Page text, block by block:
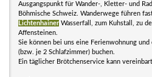
Ausgangspunkt für Wander-, Kletter- und
Böhmische Schweiz. Wanderwege führen
Lichtenhainer Wasserfall, zum Kuhstall, zu
Affensteinen.
Sie können bei uns eine Ferienwohnung
(bzw. je 2 Schlafzimmer) buchen.
Ein täglicher Brötchenservice kann